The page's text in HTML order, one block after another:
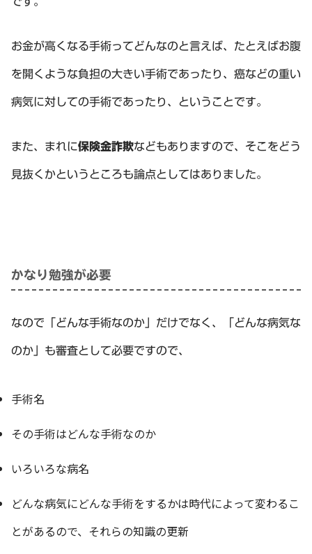
お金が高くなる手術ってどんなのと言えば、たとえばお腹
を開くような負担の大きい手術であったり、癌などの重い
病気に対しての手術であったり、ということです。
また、まれに保険金詐欺などもありますので、そこをどう
見抜くかというところも論点としてはありました。
かなり勉強が必要
なので「どんな手術なのか」だけでなく、「どんな病気な
のか」も審査として必要ですので、
手術名
その手術はどんな手術なのか
いろいろな病名
どんな病気にどんな手術をするかは時代によって変わるこ
とがあるので、それらの知識の更新